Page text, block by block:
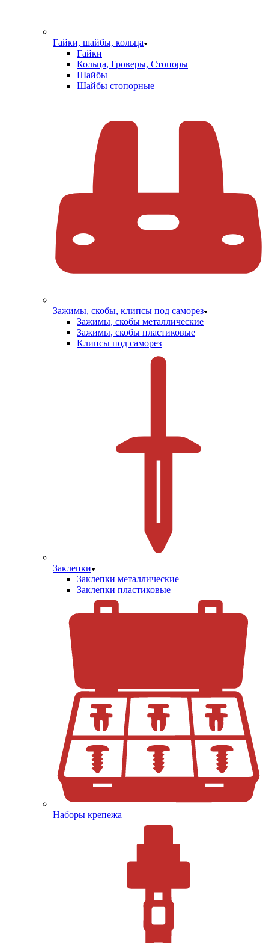
Гайки, шайбы, кольца
Гайки
Кольца, Гроверы, Стопоры
Шайбы
Шайбы стопорные
Зажимы, скобы, клипсы под саморез
Зажимы, скобы металлические
Зажимы, скобы пластиковые
Клипсы под саморез
Заклепки
Заклепки металлические
Заклепки пластиковые
Наборы крепежа